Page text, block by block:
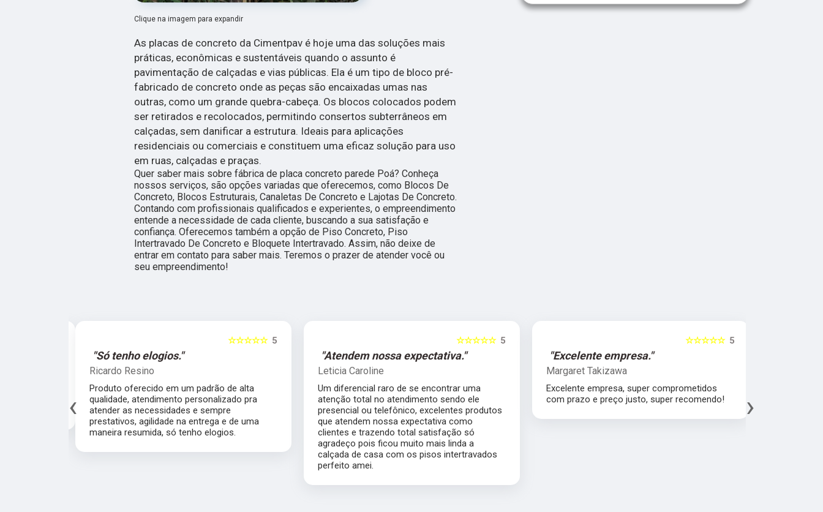
Clique na imagem para expandir
As placas de concreto da Cimentpav é hoje uma das soluções mais
práticas, econômicas e sustentáveis quando o assunto é
pavimentação de calçadas e vias públicas. Ela é um tipo de bloco pré-
fabricado de concreto onde as peças são encaixadas umas nas
outras, como um grande quebra-cabeça. Os blocos colocados podem
ser retirados e recolocados, permitindo consertos subterrâneos em
calçadas, sem danificar a estrutura. Ideais para aplicações
residenciais ou comerciais e constituem uma eficaz solução para uso
em ruas, calçadas e praças.
Quer saber mais sobre fábrica de placa concreto parede Poá? Conheça
nossos serviços, são opções variadas que oferecemos, como Blocos De
Concreto, Blocos Estruturais, Canaletas De Concreto e Lajotas De Concreto.
Contando com profissionais qualificados e experientes, o empreendimento
entende a necessidade de cada cliente, buscando a sua satisfação e
confiança. Oferecemos também a opção de Piso Concreto, Piso
Intertravado De Concreto e Bloquete Intertravado. Assim, não deixe de
entrar em contato para saber mais. Teremos o prazer de atender você ou
seu empreendimento!
☆☆☆☆☆
"Só tenho elogios."
Ricardo Resino
Produto oferecido em um padrão de alta
qualidade, atendimento personalizado pra
atender as necessidades e sempre prestativos,
agilidade na entrega e de uma maneira resumida,
só tenho elogios.
5
☆☆☆☆☆
"Atendem nossa expectativa."
Leticia Caroline
Um diferencial raro de se encontrar uma
atenção total no atendimento sendo ele
presencial ou telefônico, excelentes produtos
que atendem nossa expectativa como
clientes e trazendo total satisfação só
agradeço pois ficou muito mais linda a
calçada de casa com os pisos intertravados
perfeito amei.
5
☆☆☆☆☆
"Excelente empresa."
Margaret Takizawa
Excelente empresa, super comprometidos
com prazo e preço justo, super recomendo!
‹ ›